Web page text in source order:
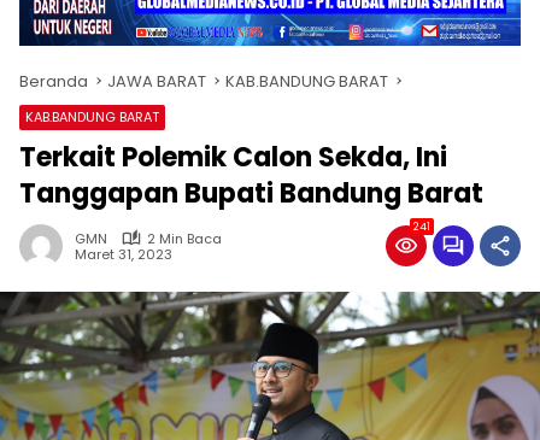
Beranda JAWA BARAT KAB.BANDUNG BARAT
KAB.BANDUNG BARAT
Terkait Polemik Calon Sekda, Ini
Tanggapan Bupati Bandung Barat
GMN
2 Min Baca
Maret 31, 2023
241